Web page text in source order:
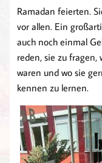
Ramadan feierten.
vor allen. Ein
auch noch einmal
reden, sie zu fragen,
waren und wo sie
kennen zu lernen.